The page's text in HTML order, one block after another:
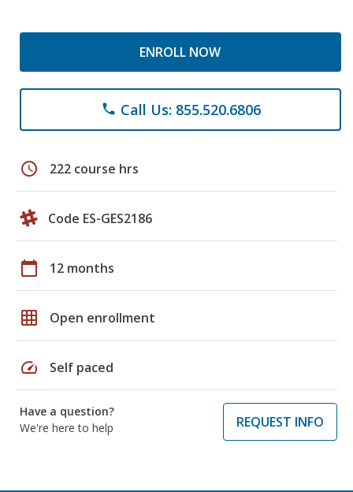
ENROLL NOW
phone Call Us: 855.520.6806
schedule 222 course hrs
Code ES-GES2186
calendar_today 12 months
grid_on Open enrollment
speed Self paced
Have a question?
We're here to help
REQUEST INFO